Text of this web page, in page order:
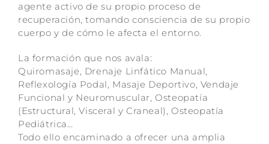
agente activo de su propio proceso de
recuperación, tomando consciencia de su propio
cuerpo y de cómo le afecta el entorno.
​La formación que nos avala:
Quiromasaje, Drenaje Linfático Manual,
Reflexología Podal, Masaje Deportivo, Vendaje
Funcional y Neuromuscular, Osteopatía
(Estructural, Visceral y Craneal), Osteopatía
Pediátrica…
Todo ello encaminado a ofrecer una amplia